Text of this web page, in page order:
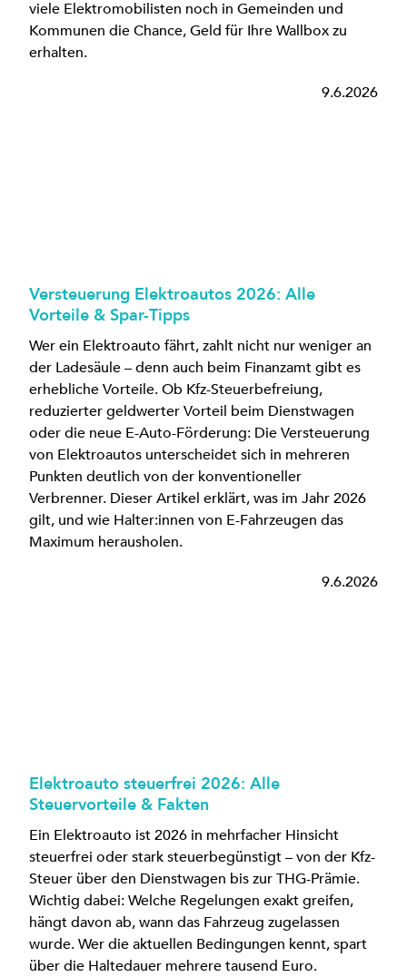
viele Elektromobilisten noch in Gemeinden und
Kommunen die Chance, Geld für Ihre Wallbox zu
erhalten.
9.6.2026
Versteuerung Elektroautos 2026: Alle
Vorteile & Spar-Tipps
Wer ein Elektroauto fährt, zahlt nicht nur weniger an
der Ladesäule – denn auch beim Finanzamt gibt es
erhebliche Vorteile. Ob Kfz-Steuerbefreiung,
reduzierter geldwerter Vorteil beim Dienstwagen
oder die neue E-Auto-Förderung: Die Versteuerung
von Elektroautos unterscheidet sich in mehreren
Punkten deutlich von der konventioneller
Verbrenner. Dieser Artikel erklärt, was im Jahr 2026
gilt, und wie Halter:innen von E-Fahrzeugen das
Maximum herausholen.
9.6.2026
Elektroauto steuerfrei 2026: Alle
Steuervorteile & Fakten
Ein Elektroauto ist 2026 in mehrfacher Hinsicht
steuerfrei oder stark steuerbegünstigt – von der Kfz-
Steuer über den Dienstwagen bis zur THG-Prämie.
Wichtig dabei: Welche Regelungen exakt greifen,
hängt davon ab, wann das Fahrzeug zugelassen
wurde. Wer die aktuellen Bedingungen kennt, spart
über die Haltedauer mehrere tausend Euro.